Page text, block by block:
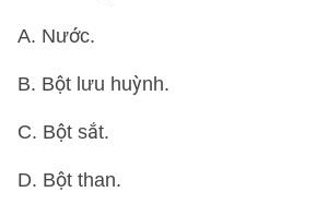
A. Nước.
B. Bột lưu huỳnh.
C. Bột sắt.
D. Bột than.